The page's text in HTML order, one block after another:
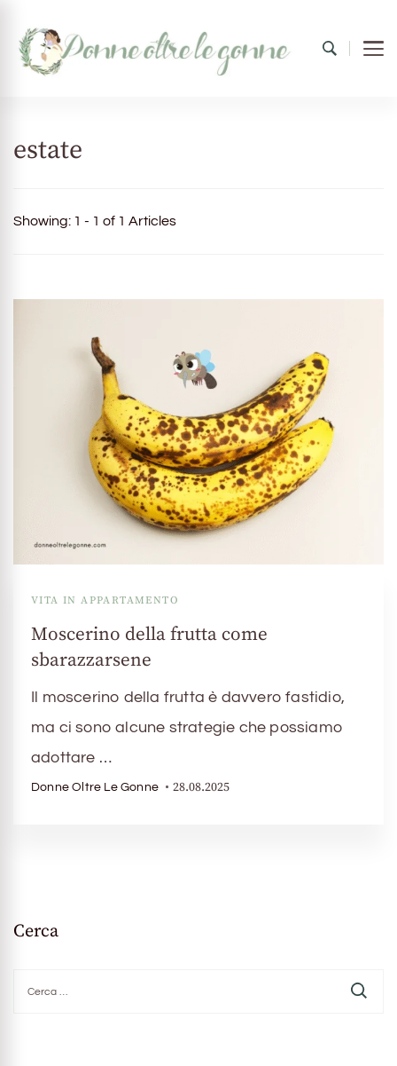
estate
Showing: 1 - 1 of 1 Articles
VITA IN APPARTAMENTO
Moscerino della frutta come
sbarazzarsene
Il moscerino della frutta è davvero fastidio,
ma ci sono alcune strategie che possiamo
adottare …
Donne Oltre Le Gonne 28.08.2025
Cerca
per: